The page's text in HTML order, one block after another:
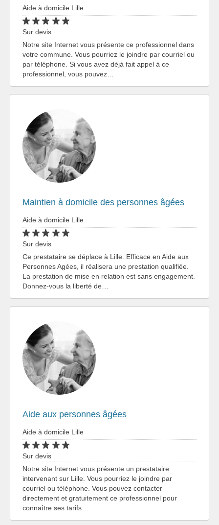
Aide à domicile Lille
Sur devis
Notre site Internet vous présente ce professionnel dans
votre commune. Vous pourriez le joindre par courriel ou
par téléphone. Si vous avez déjà fait appel à ce
professionnel, vous pouvez…
Maintien à domicile des personnes âgées
Aide à domicile Lille
Sur devis
Ce prestataire se déplace à Lille. Efficace en Aide aux
Personnes Agées, il réalisera une prestation qualifiée.
La prestation de mise en relation est sans engagement.
Donnez-vous la liberté de…
Aide aux personnes âgées
Aide à domicile Lille
Sur devis
Notre site Internet vous présente un prestataire
intervenant sur Lille. Vous pourriez le joindre par
courriel ou téléphone. Vous pouvez contacter
directement et gratuitement ce professionnel pour
connaître ses tarifs…